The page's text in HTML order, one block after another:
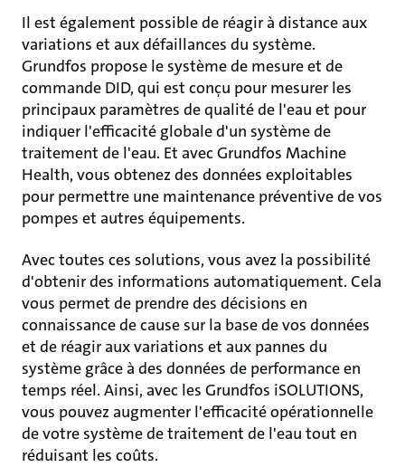
Il est également possible de réagir à distance aux
variations et aux défaillances du système.
Grundfos propose le système de mesure et de
commande DID, qui est conçu pour mesurer les
principaux paramètres de qualité de l'eau et pour
indiquer l'efficacité globale d'un système de
traitement de l'eau. Et avec Grundfos Machine
Health, vous obtenez des données exploitables
pour permettre une maintenance préventive de vos
pompes et autres équipements.
Avec toutes ces solutions, vous avez la possibilité
d'obtenir des informations automatiquement. Cela
vous permet de prendre des décisions en
connaissance de cause sur la base de vos données
et de réagir aux variations et aux pannes du
système grâce à des données de performance en
temps réel. Ainsi, avec les Grundfos iSOLUTIONS,
vous pouvez augmenter l'efficacité opérationnelle
de votre système de traitement de l'eau tout en
réduisant les coûts.